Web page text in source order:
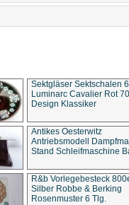
Sektgläser Sektschalen
Luminarc Cavalier Rot
Design Klassiker
Antikes Oesterwitz
Antriebsmodell
Stand Schleifmaschine
R&b Vorlegebesteck
Silber Robbe & Berking
Rosenmuster 6 Tlg.